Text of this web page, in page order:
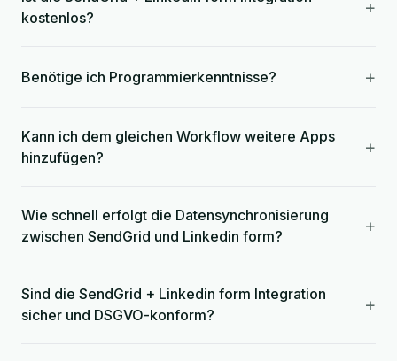
kostenlos?
+
Benötige ich Programmierkenntnisse? +
Kann ich dem gleichen Workflow weitere Apps
hinzufügen?
+
Wie schnell erfolgt die Datensynchronisierung
zwischen SendGrid und Linkedin form?
+
Sind die SendGrid + Linkedin form Integration
sicher und DSGVO-konform?
+